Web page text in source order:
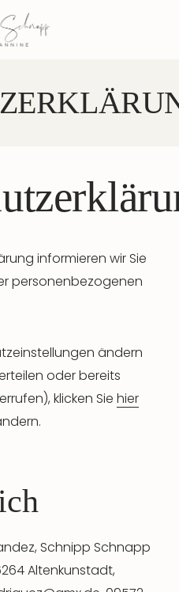
informieren wir Sie
personenbezogenen
ändern
oder bereits
klicken Sie hier
Schnipp Schnapp
Altenkunstadt,